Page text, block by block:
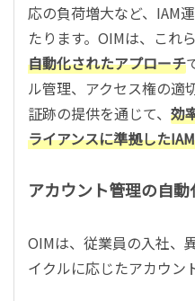
応の負荷増大など、IAM
たります。OIMは、これ
自動化されたアプローチ
ル管理、アクセス権の適
証跡の提供を通じて、 効
ライアンスに準拠した
アカウント管理の自動
OIMは、従業員の入社、
イクルに応じたアカウン